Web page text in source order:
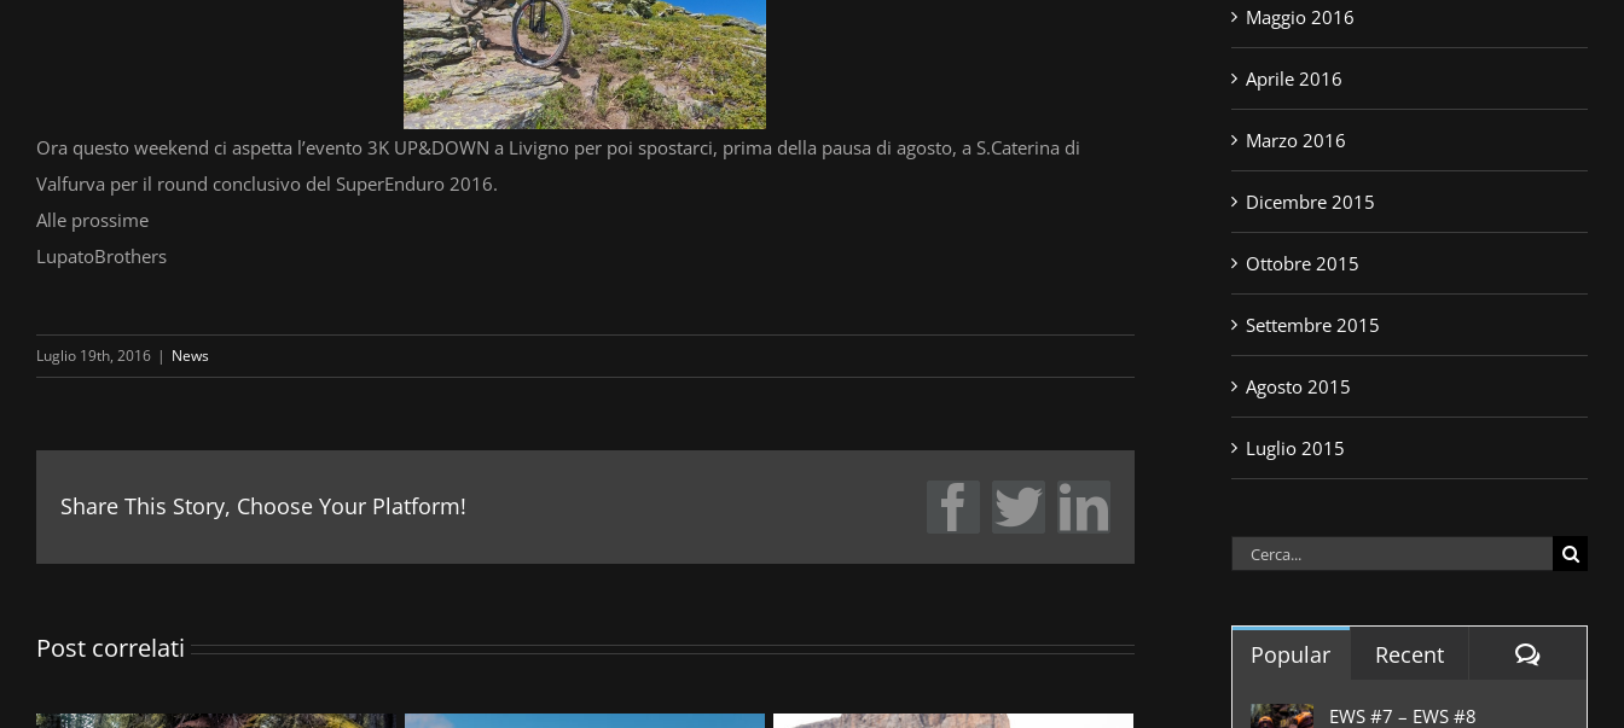
Ora questo weekend ci aspetta l’evento 3K UP&DOWN a Livigno per poi spostarci, prima della pausa di agosto, a S.Caterina di
Valfurva per il round conclusivo del SuperEnduro 2016.
Alle prossime
LupatoBrothers
Luglio 19th, 2016 | News
Share This Story, Choose Your Platform! Facebook
TwitterLinkedIn
Post correlati
Maggio 2016
Aprile 2016
Marzo 2016
Dicembre 2015
Ottobre 2015
Settembre 2015
Agosto 2015
Luglio 2015
Cerca
Popular Recent
EWS #7 – EWS #8